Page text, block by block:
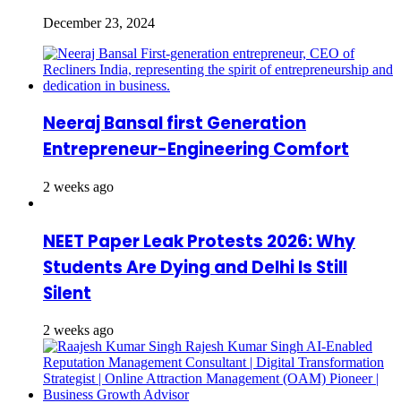
December 23, 2024
Neeraj Bansal first Generation
Entrepreneur-Engineering Comfort
2 weeks ago
NEET Paper Leak Protests 2026: Why
Students Are Dying and Delhi Is Still
Silent
2 weeks ago